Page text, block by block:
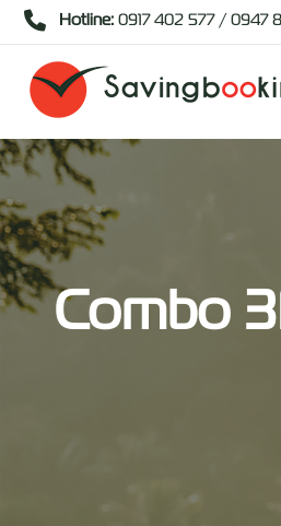
Hotline: 0917 402 577 / 0947
Combo